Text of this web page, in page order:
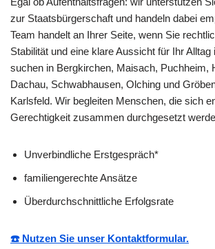
zur Staatsbürgerschaft und handeln dabei
Team handelt an Ihrer Seite, wenn Sie
Stabilität und eine klare Aussicht für Ihr
suchen in Bergkirchen, Maisach, Puchheim,
Dachau, Schwabhausen, Olching und
Karlsfeld. Wir begleiten Menschen, die sich
Gerechtigkeit zusammen durchgesetzt
Unverbindliche Erstgespräch*
familiengerechte Ansätze
Überdurchschnittliche Erfolgsrate
☎️ Nutzen Sie unser Kontaktformular.